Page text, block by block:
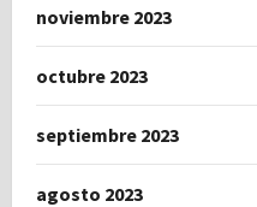
noviembre 2023
octubre 2023
septiembre 2023
agosto 2023